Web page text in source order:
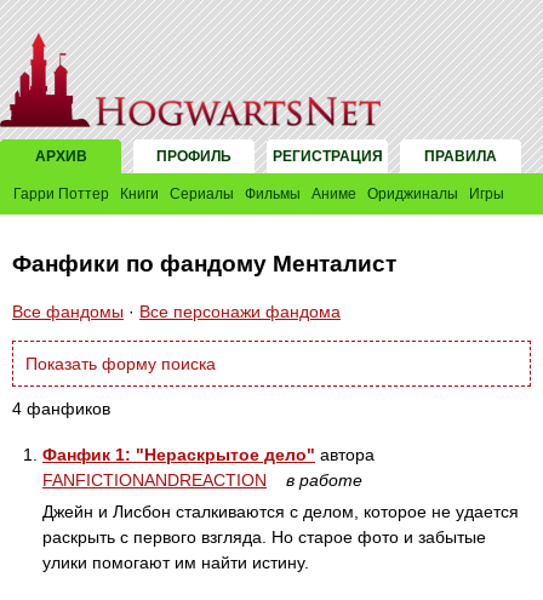
АРХИВ ПРОФИЛЬ РЕГИСТРАЦИЯ ПРАВИЛА
Гарри Поттер Книги Сериалы Фильмы Аниме Ориджиналы Игры
Фанфики по фандому Менталист
Все фандомы · Все персонажи фандома
4 фанфиков
1. Фанфик 1: "Нераскрытое дело" автора
FANFICTIONANDREACTION
в работе
Джейн и Лисбон сталкиваются с делом, которое не удается
раскрыть с первого взгляда. Но старое фото и забытые
улики помогают им найти истину.
Показать форму поиска